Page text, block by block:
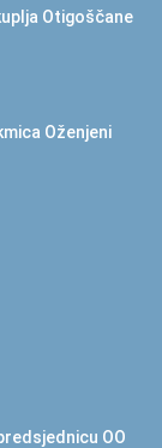
Otigoščane
Oženjeni
OO